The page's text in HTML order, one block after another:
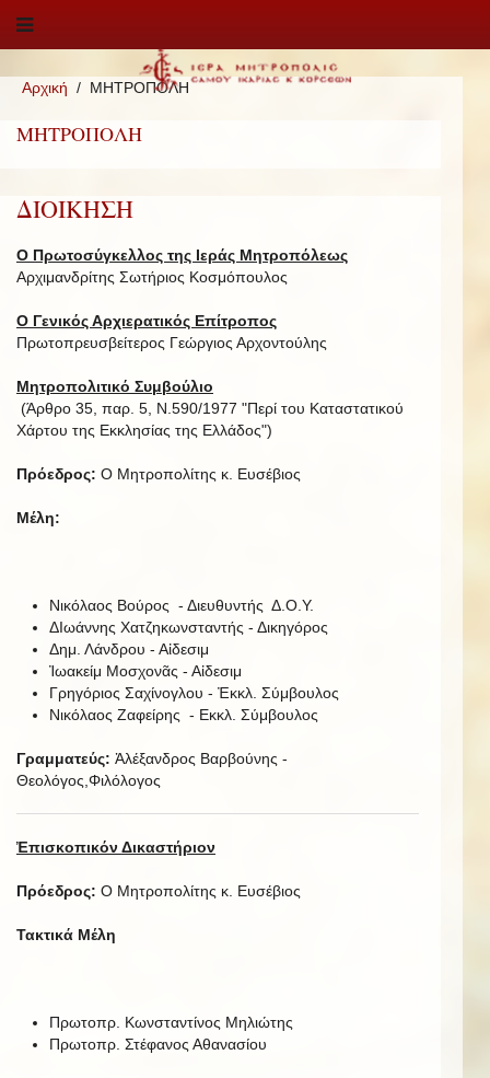
Αρχική ΜΗΤΡΟΠΟΛΗ
ΜΗΤΡΟΠΟΛΗ
ΔΙΟΙΚΗΣΗ
Ο Πρωτοσύγκελλος της Ιεράς Μητροπόλεως
Αρχιμανδρίτης Σωτήριος Κοσμόπουλος
Ο Γενικός Αρχιερατικός Επίτροπος
Πρωτοπρευσβείτερος Γεώργιος Αρχοντούλης
Μητροπολιτικό Συμβούλιο
(Άρθρο 35, παρ. 5, Ν.590/1977 "Περί του Καταστατικού
Χάρτου της Εκκλησίας της Ελλάδος")
Πρόεδρος: Ο Μητροπολίτης κ. Ευσέβιος
Μέλη:
Νικόλαος Βούρος - Διευθυντής Δ.Ο.Υ.
ΔΙωάννης Χατζηκωνσταντής - Δικηγόρος
Δημ. Λάνδρου - Αἰδεσιμ
Ἰωακείμ Μοσχονᾶς - Αἰδεσιμ
Γρηγόριος Σαχίνογλου - Ἐκκλ. Σύμβουλος
Νικόλαος Ζαφείρης - Εκκλ. Σύμβουλος
Γραμματεύς: Ἀλέξανδρος Βαρβούνης -
Θεολόγος,Φιλόλογος
Ἐπισκοπικόν Δικαστήριον
Πρόεδρος: Ο Μητροπολίτης κ. Ευσέβιος
Τακτικά Μέλη
Πρωτοπρ. Κωνσταντίνος Μηλιώτης
Πρωτοπρ. Στέφανος Αθανασίου